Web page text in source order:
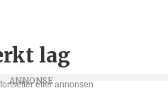
lag